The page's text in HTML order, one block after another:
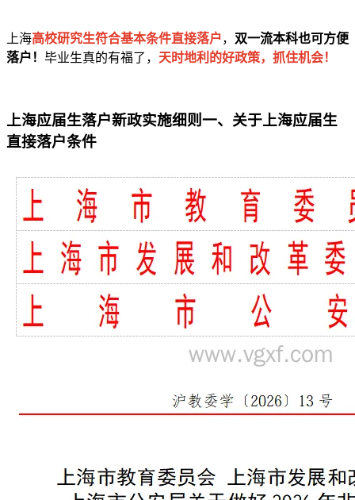
上海高校研究生符合基本条件直接落户， 双一流本科也可方便
落户！ 毕业生真的有福了， 天时地利的好政策，抓住机会！
上海应届生落户新政实施细则一、关于上海应届生
直接落户条件